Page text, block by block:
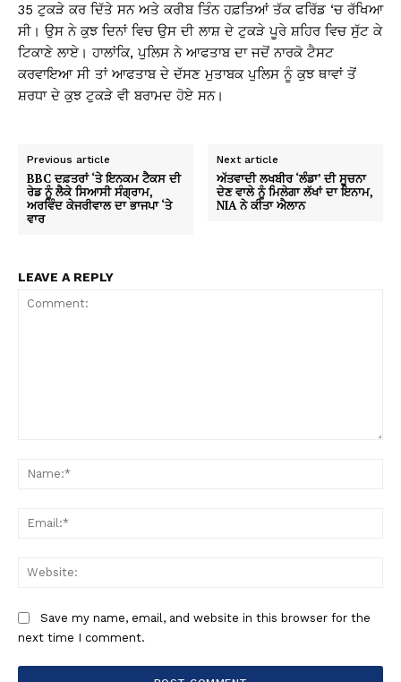
35 ਟੁਕੜੇ ਕਰ ਦਿੱਤੇ ਸਨ ਅਤੇ ਕਰੀਬ ਤਿੰਨ ਹਫ਼ਤਿਆਂ ਤੱਕ ਫਰਿੱਡ ‘ਚ ਰੱਖਿਆ
ਸੀ। ਉਸ ਨੇ ਕੁਝ ਦਿਨਾਂ ਵਿਚ ਉਸ ਦੀ ਲਾਸ਼ ਦੇ ਟੁਕੜੇ ਪੂਰੇ ਸ਼ਹਿਰ ਵਿਚ ਸੁੱਟ ਕੇ
ਟਿਕਾਣੇ ਲਾਏ। ਹਾਲਾਂਕਿ, ਪੁਲਿਸ ਨੇ ਆਫਤਾਬ ਦਾ ਜਦੋਂ ਨਾਰਕੋ ਟੈਸਟ
ਕਰਵਾਇਆ ਸੀ ਤਾਂ ਆਫਤਾਬ ਦੇ ਦੱਸਣ ਮੁਤਾਬਕ ਪੁਲਿਸ ਨੂੰ ਕੁਝ ਥਾਵਾਂ ਤੋਂ
ਸ਼ਰਧਾ ਦੇ ਕੁਝ ਟੁਕੜੇ ਵੀ ਬਰਾਮਦ ਹੋਏ ਸਨ।
Previous article
BBC ਦਫ਼ਤਰਾਂ ‘ਤੇ ਇਨਕਮ ਟੈਕਸ ਦੀ
ਰੇਡ ਨੂੰ ਲੈਕੇ ਸਿਆਸੀ ਸੰਗ੍ਰਾਮ,
ਅਰਵਿੰਦ ਕੇਜਰੀਵਾਲ ਦਾ ਭਾਜਪਾ ‘ਤੇ
ਵਾਰ
Next article
ਅੱਤਵਾਦੀ ਲਖਬੀਰ ‘ਲੰਡਾ’ ਦੀ ਸੂਚਨਾ
ਦੇਣ ਵਾਲੇ ਨੂੰ ਮਿਲੇਗਾ ਲੱਖਾਂ ਦਾ ਇਨਾਮ,
NIA ਨੇ ਕੀਤਾ ਐਲਾਨ
LEAVE A REPLY
Save my name, email, and website in this browser for the
next time I comment.